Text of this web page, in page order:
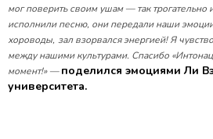
мог поверить своим ушам — так трогательно
исполнили песню, они передали наши
хороводы, зал взорвался энергией! Я
между нашими культурами. Спасибо
момент!» —поделился эмоциями Ли
университета.